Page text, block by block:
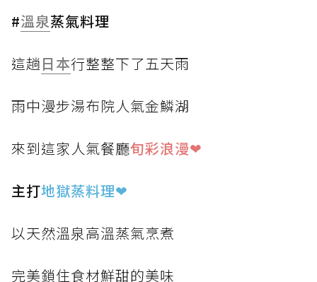
#溫泉蒸氣料理
這趟日本行整整下了五天雨
雨中漫步湯布院人氣金鱗湖
來到這家人氣餐廳旬彩浪漫❤
主打地獄蒸料理❤
以天然溫泉高溫蒸氣烹煮
完美鎖住食材鮮甜的美味